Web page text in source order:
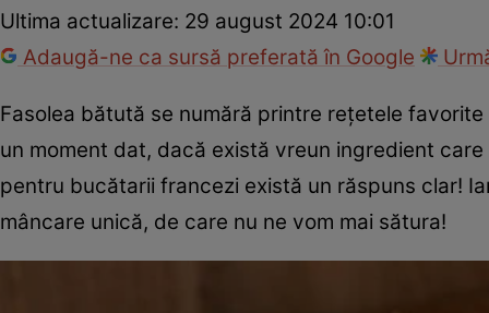
Ultima actualizare: 29 august 2024 10:01
Adaugă-ne ca sursă preferată în Google
Fasolea bătută se numără printre rețetele
un moment dat, dacă există vreun ingredient
pentru bucătarii francezi există un răspuns clar!
mâncare unică, de care nu ne vom mai sătura!